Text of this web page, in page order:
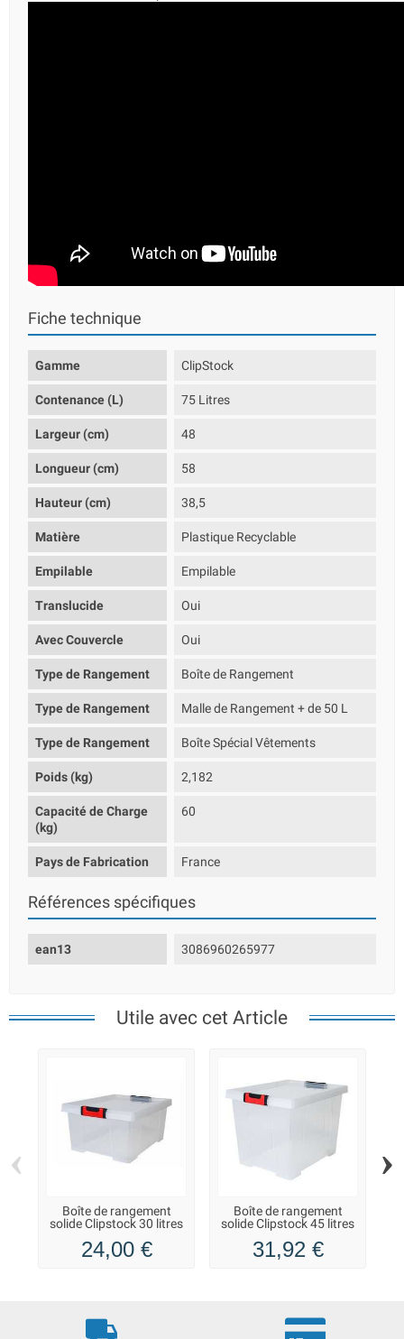
Fiche technique
Gamme ClipStock
Contenance (L) 75 Litres
Largeur (cm) 48
Longueur (cm) 58
Hauteur (cm) 38,5
Matière Plastique Recyclable
Empilable Empilable
Translucide Oui
Avec Couvercle Oui
Type de Rangement Boîte de Rangement
Type de Rangement Malle de Rangement + de 50 L
Type de Rangement Boîte Spécial Vêtements
Poids (kg) 2,182
Capacité de Charge
(kg)
60
Pays de Fabrication France
Références spécifiques
ean13 3086960265977
Utile avec cet Article
Boîte de rangement
solide Clipstock 30 litres
24,00 €
Boîte de rangement
solide Clipstock 45 litres
31,92 €
‹ ›